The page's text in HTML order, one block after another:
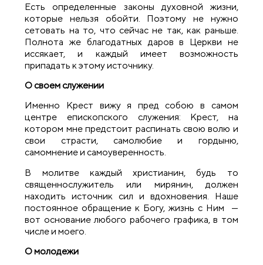
Есть определенные законы духовной жизни,
которые нельзя обойти. Поэтому не нужно
сетовать на то, что сейчас не так, как раньше.
Полнота же благодатных даров в Церкви не
иссякает, и каждый имеет возможность
припадать к этому источнику.
О своем служении
Именно Крест вижу я пред собою в самом
центре епископского служения: Крест, на
котором мне предстоит распинать свою волю и
свои страсти, самолюбие и гордыню,
самомнение и самоуверенность.
В молитве каждый христианин, будь то
священнослужитель или мирянин, должен
находить источник сил и вдохновения. Наше
постоянное обращение к Богу, жизнь с Ним —
вот основание любого рабочего графика, в том
числе и моего.
О молодежи